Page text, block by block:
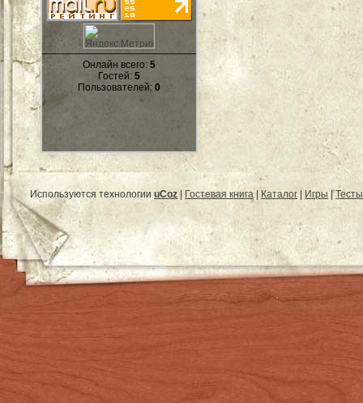
Онлайн всего: 5
Гостей: 5
Пользователей: 0
Используются технологии uCoz | Гостевая книга | Каталог | Игры |Тесты